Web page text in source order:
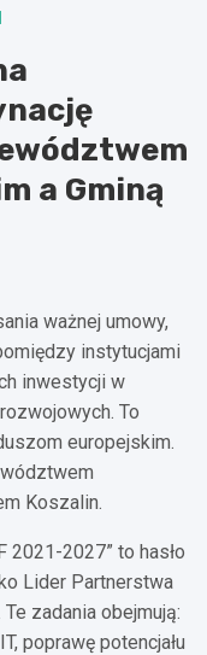
a Gminą
ważnej umowy,
instytucjami
inwestycji w
To
europejskim.
Koszalin.
2021-2027” to hasło
Lider Partnerstwa
zadania obejmują:
poprawę potencjału